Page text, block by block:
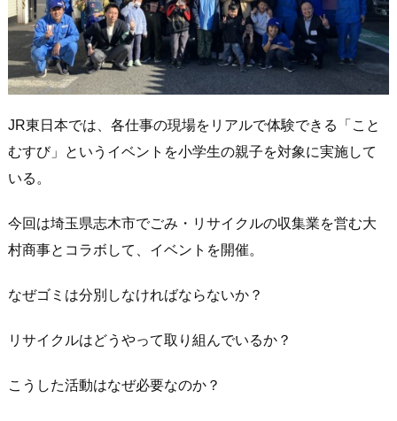
JR東日本では、各仕事の現場をリアルで体験できる「こと
むすび」というイベントを小学生の親子を対象に実施して
いる。
今回は埼玉県志木市でごみ・リサイクルの収集業を営む大
村商事とコラボして、イベントを開催。
なぜゴミは分別しなければならないか？
リサイクルはどうやって取り組んでいるか？
こうした活動はなぜ必要なのか？